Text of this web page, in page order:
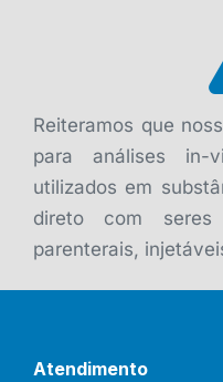
Reiteramos que
para análises
utilizados em
direto com seres
parenterais,
Atendimento